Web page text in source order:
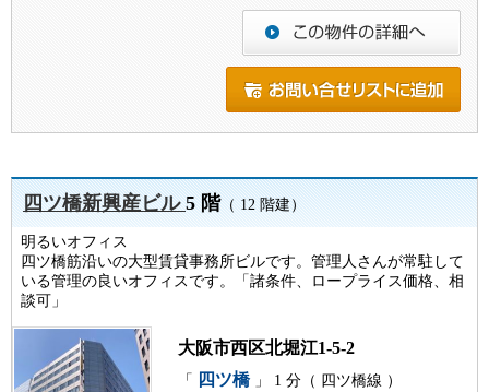
四ツ橋新興産ビル5 階（ 12 階建）
明るいオフィス
四ツ橋筋沿いの大型賃貸事務所ビルです。管理人さんが常駐して
いる管理の良いオフィスです。「諸条件、ロープライス価格、相
談可」
大阪市西区北堀江1-5-2
「 四ツ橋 」 1 分（ 四ツ橋線 ）